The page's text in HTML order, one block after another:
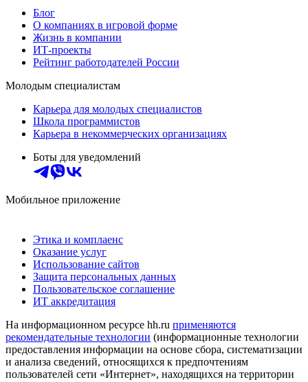
Блог
О компаниях в игровой форме
Жизнь в компании
ИТ-проекты
Рейтинг работодателей России
Молодым специалистам
Карьера для молодых специалистов
Школа программистов
Карьера в некоммерческих организациях
Боты для уведомлений
Мобильное приложение
Этика и комплаенс
Оказание услуг
Использование сайтов
Защита персональных данных
Пользовательское соглашение
ИТ аккредитация
На информационном ресурсе hh.ru применяются
рекомендательные технологии (информационные технологии
предоставления информации на основе сбора, систематизации
и анализа сведений, относящихся к предпочтениям
пользователей сети «Интернет», находящихся на территории